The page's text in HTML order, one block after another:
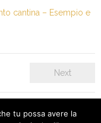
cantina – Esempio e
Next
tu possa avere la